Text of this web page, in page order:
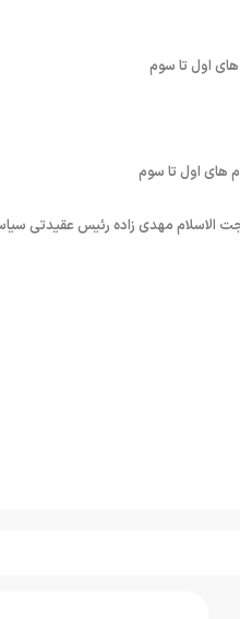
اول تا سوم
های اول تا سوم
مهدی زاده رئیس عقیدتی